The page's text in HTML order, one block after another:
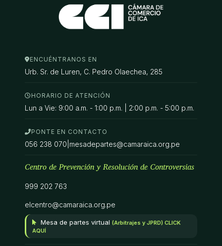
ENCUÉNTRANOS EN
Urb. Sr. de Luren, C. Pedro Olaechea, 285
HORARIO DE ATENCIÓN
Lun a Vie: 9:00 a.m. - 1:00 p.m. | 2:00 p.m. - 5:00 p.m.
PONTE EN CONTACTO
056 238 070 mesadepartes@camaraica.org.pe
Centro de Prevención y Resolución de Controversias
999 202 763
elcentro@camaraica.org.pe
Mesa de partes virtual (Arbitrajes y JPRD) CLICK
AQUÍ